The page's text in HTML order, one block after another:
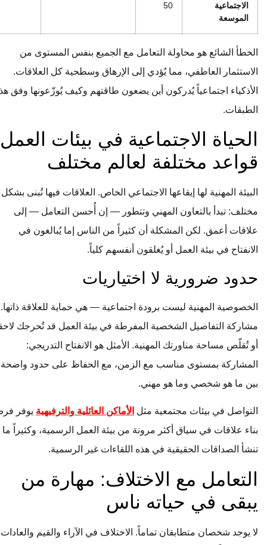
الاجتماعية
الموسعة
50
الخطأ الشائع هو محاولة التعامل مع الجميع بنفس المستوى من
الاستثمار العاطفي، مما يُؤدي إلى الإرهاق وسطحية كل العلاقات.
الأذكياء اجتماعياً يُدركون أين يضعون طاقتهم وكيف يُوزّعونها وفق هذه
الطبقات.
الحياة الاجتماعية في بيئات العمل:
قواعد مختلفة لعالم مختلف
البيئة المهنية لها إيقاعها الاجتماعي الخاص. العلاقات فيها تُبنى بشكل
مختلف: تبدأ بالتعاون المهني وتتطور — إن أُحسن التعامل — إلى
علاقات أعمق. لكن المشكلة أن كثيراً من الناس إما يُبالغون في
الانفتاح في بيئة العمل أو يُغلقون أنفسهم كلياً.
حدود ضرورية لا اختياريات
الخصوصية المهنية ليست برودة اجتماعية — هي حماية للعلاقة ذاتها.
مشاركة التفاصيل الشخصية المفرطة في بيئة العمل قد تُحرجك لاحقاً
أو تُقلّص مساحة مناورتك المهنية. الأمثل هو الانفتاح التدريجي:
المشاركة بمستوى مناسب مع الزمن، مع الحفاظ على حدود واضحة
بين ما هو شخصي وما هو مهني.
التواصل في بيئات مجتمعية مثلالأماكن العائلية والترفيهيةيوفر فرص
بناء علاقات في سياق أكثر مرونة من بيئة العمل الرسمية، وكثيراً ما
تنشأ الصداقات الحقيقية في هذه اللقاءات غير الرسمية.
التعامل مع الاختلاف: مهارة من
يبقى في حياته ناس
لا يوجد شخصان متطابقان تماماً. الاختلاف في الآراء والقيم والعادات